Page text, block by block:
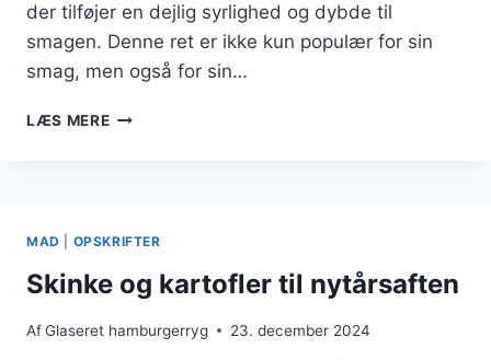
der tilføjer en dejlig syrlighed og dybde til
smagen. Denne ret er ikke kun populær for sin
smag, men også for sin…
LÆS MEREHAMBURGERRYG
MAD OPSKRIFTER
Skinke og kartofler til nytårsaften
AfGlaseret hamburgerryg 23. december 2024